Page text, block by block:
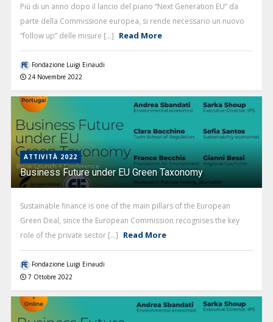
Più di un anno dopo il lancio del piano “Next Generation EU” da
parte della Commissione europea, si rende necessario un nuovo
“follow up” delle misure [...] Read More
Fondazione Luigi Einaudi
24 Novembre 2022
ATTIVITÀ 2022
Business Future under EU Green Taxonomy
Sustainable finance is one of the main pillars of the European
Green Deal, since the European Commission recognises the key
role of the private sector [...] Read More
Fondazione Luigi Einaudi
7 Ottobre 2022